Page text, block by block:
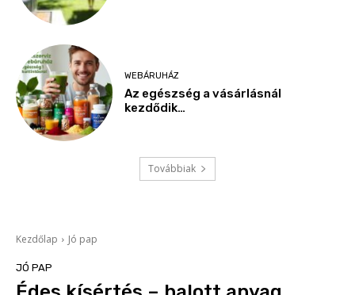
WEBÁRUHÁZ
Az egészség a vásárlásnál
kezdődik…
Továbbiak